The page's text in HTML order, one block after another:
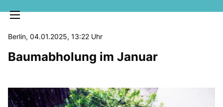
Berlin, 04.01.2025, 13:22 Uhr
Baumabholung im Januar